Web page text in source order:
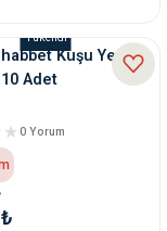
Tükendi
Kuşu Yemi
Adet
0 Yorum